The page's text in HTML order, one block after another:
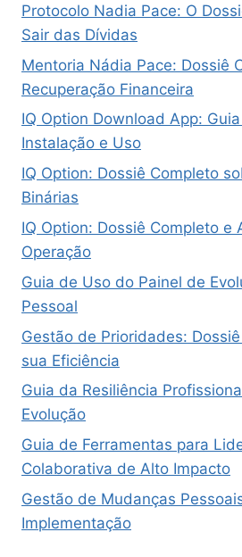
Protocolo Nadia Pace: O
Sair das Dívidas
Mentoria Nádia Pace: Dossiê
Recuperação Financeira
IQ Option Download App:
Instalação e Uso
IQ Option: Dossiê Completo
Binárias
IQ Option: Dossiê Completo e
Operação
Guia de Uso do Painel de
Pessoal
Gestão de Prioridades:
sua Eficiência
Guia da Resiliência
Evolução
Guia de Ferramentas para
Colaborativa de Alto Impacto
Gestão de Mudanças
Implementação